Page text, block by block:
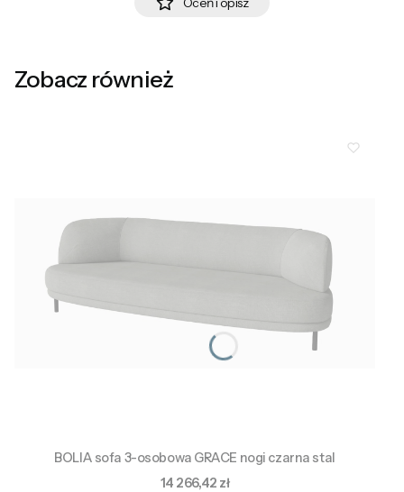
Zobacz również
BOLIA sofa 3-osobowa GRACE nogi czarna stal
Cena
14 266,42 zł